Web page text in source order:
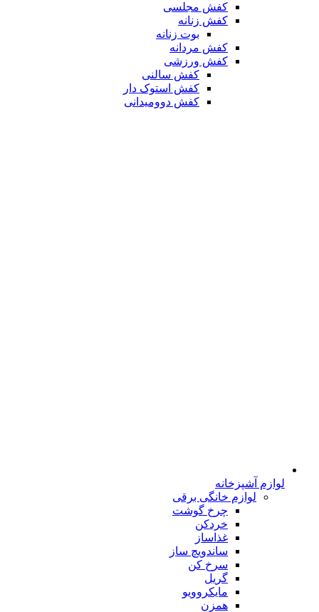
کفش مجلسی
کفش زنانه
بوت زنانه
کفش مردانه
کفش ورزشی
کفش سالنی
کفش استوک دار
کفش دوومیدانی
لوازم آشپزخانه
لوازم خانگی برقی
چرخ گوشت
خردکن
غذاساز
ساندویچ ساز
سرخ کن
گریل
مایکروویو
همزن